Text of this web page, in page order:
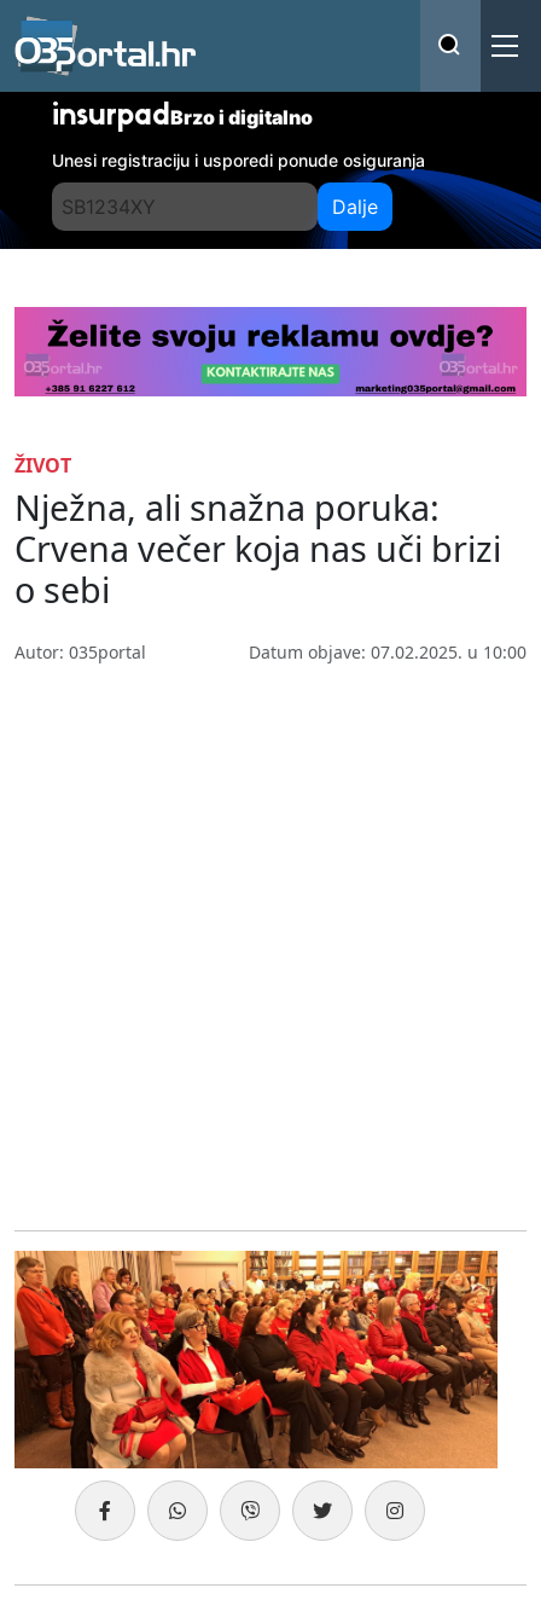
insurpadBrzo i digitalno
Unesi registraciju i usporedi ponude osiguranja
Dalje
ŽIVOT
Nježna, ali snažna poruka:
Crvena večer koja nas uči brizi
o sebi
Autor: 035portal Datum objave: 07.02.2025. u 10:00